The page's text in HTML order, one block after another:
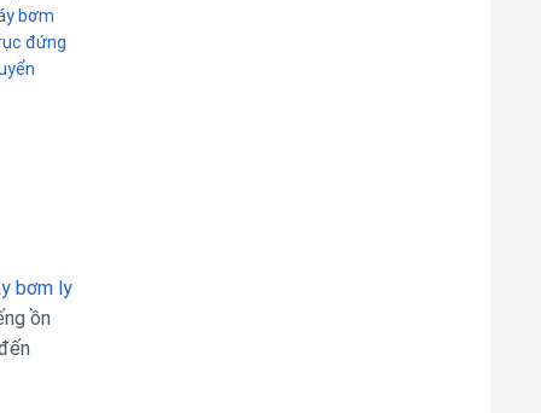
bơm
đứng
bơm ly
ồn